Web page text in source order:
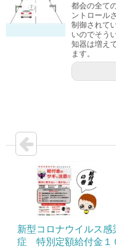
都会の全て
ントロール
制御されて
いのでそう
知器は増え
ます。
新型コロナウイルス感
症 特別定額給付金１